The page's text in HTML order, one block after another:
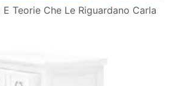
Teorie Che Le Riguardano Carla